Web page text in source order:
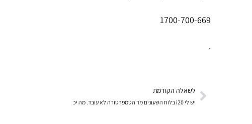
1700-700-669
.
לשאלה הקודמת
יש לי i20 בלוח השעונים מד הטמפרטורה לא עובד. מה יכ